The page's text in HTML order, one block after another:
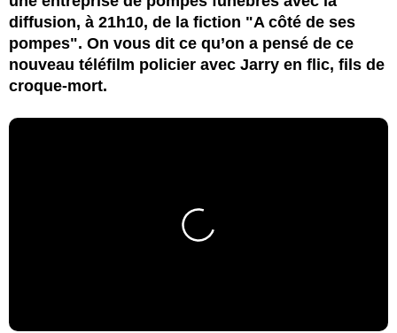
diffusion, à 21h10, de la fiction "A côté de ses
pompes". On vous dit ce qu’on a pensé de ce
nouveau téléfilm policier avec Jarry en flic, fils de
croque-mort.